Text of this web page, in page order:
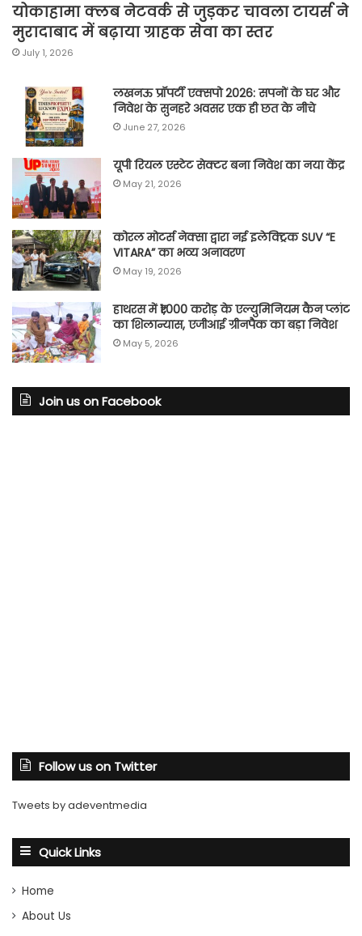
योकाहामा क्लब नेटवर्क से जुड़कर चावला टायर्स ने
मुरादाबाद में बढ़ाया ग्राहक सेवा का स्तर
July 1, 2026
लखनऊ प्रॉपर्टी एक्सपो 2026: सपनों के घर और
निवेश के सुनहरे अवसर एक ही छत के नीचे
June 27, 2026
यूपी रियल एस्टेट सेक्टर बना निवेश का नया केंद्र
May 21, 2026
कोरल मोटर्स नेक्सा द्वारा नई इलेक्ट्रिक SUV “E
VITARA” का भव्य अनावरण
May 19, 2026
हाथरस में ₹1,000 करोड़ के एल्युमिनियम कैन प्लांट
का शिलान्यास, एजीआई ग्रीनपैक का बड़ा निवेश
May 5, 2026
Join us on Facebook
Follow us on Twitter
Tweets by adeventmedia
Quick Links
Home
About Us